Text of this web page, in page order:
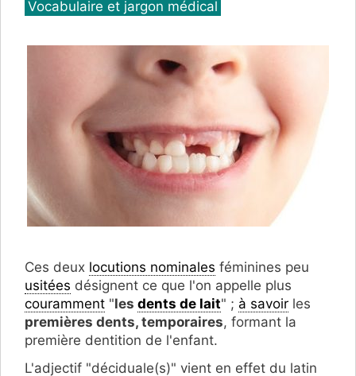
Vocabulaire et jargon médical
Ces deux locutions nominales féminines peu
usitées désignent ce que l'on appelle plus
couramment "les dents de lait" ; à savoir les
premières dents, temporaires, formant la
première dentition de l'enfant.
L'adjectif "déciduale(s)" vient en effet du latin